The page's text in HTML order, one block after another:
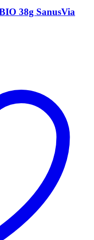
38g SanusVia